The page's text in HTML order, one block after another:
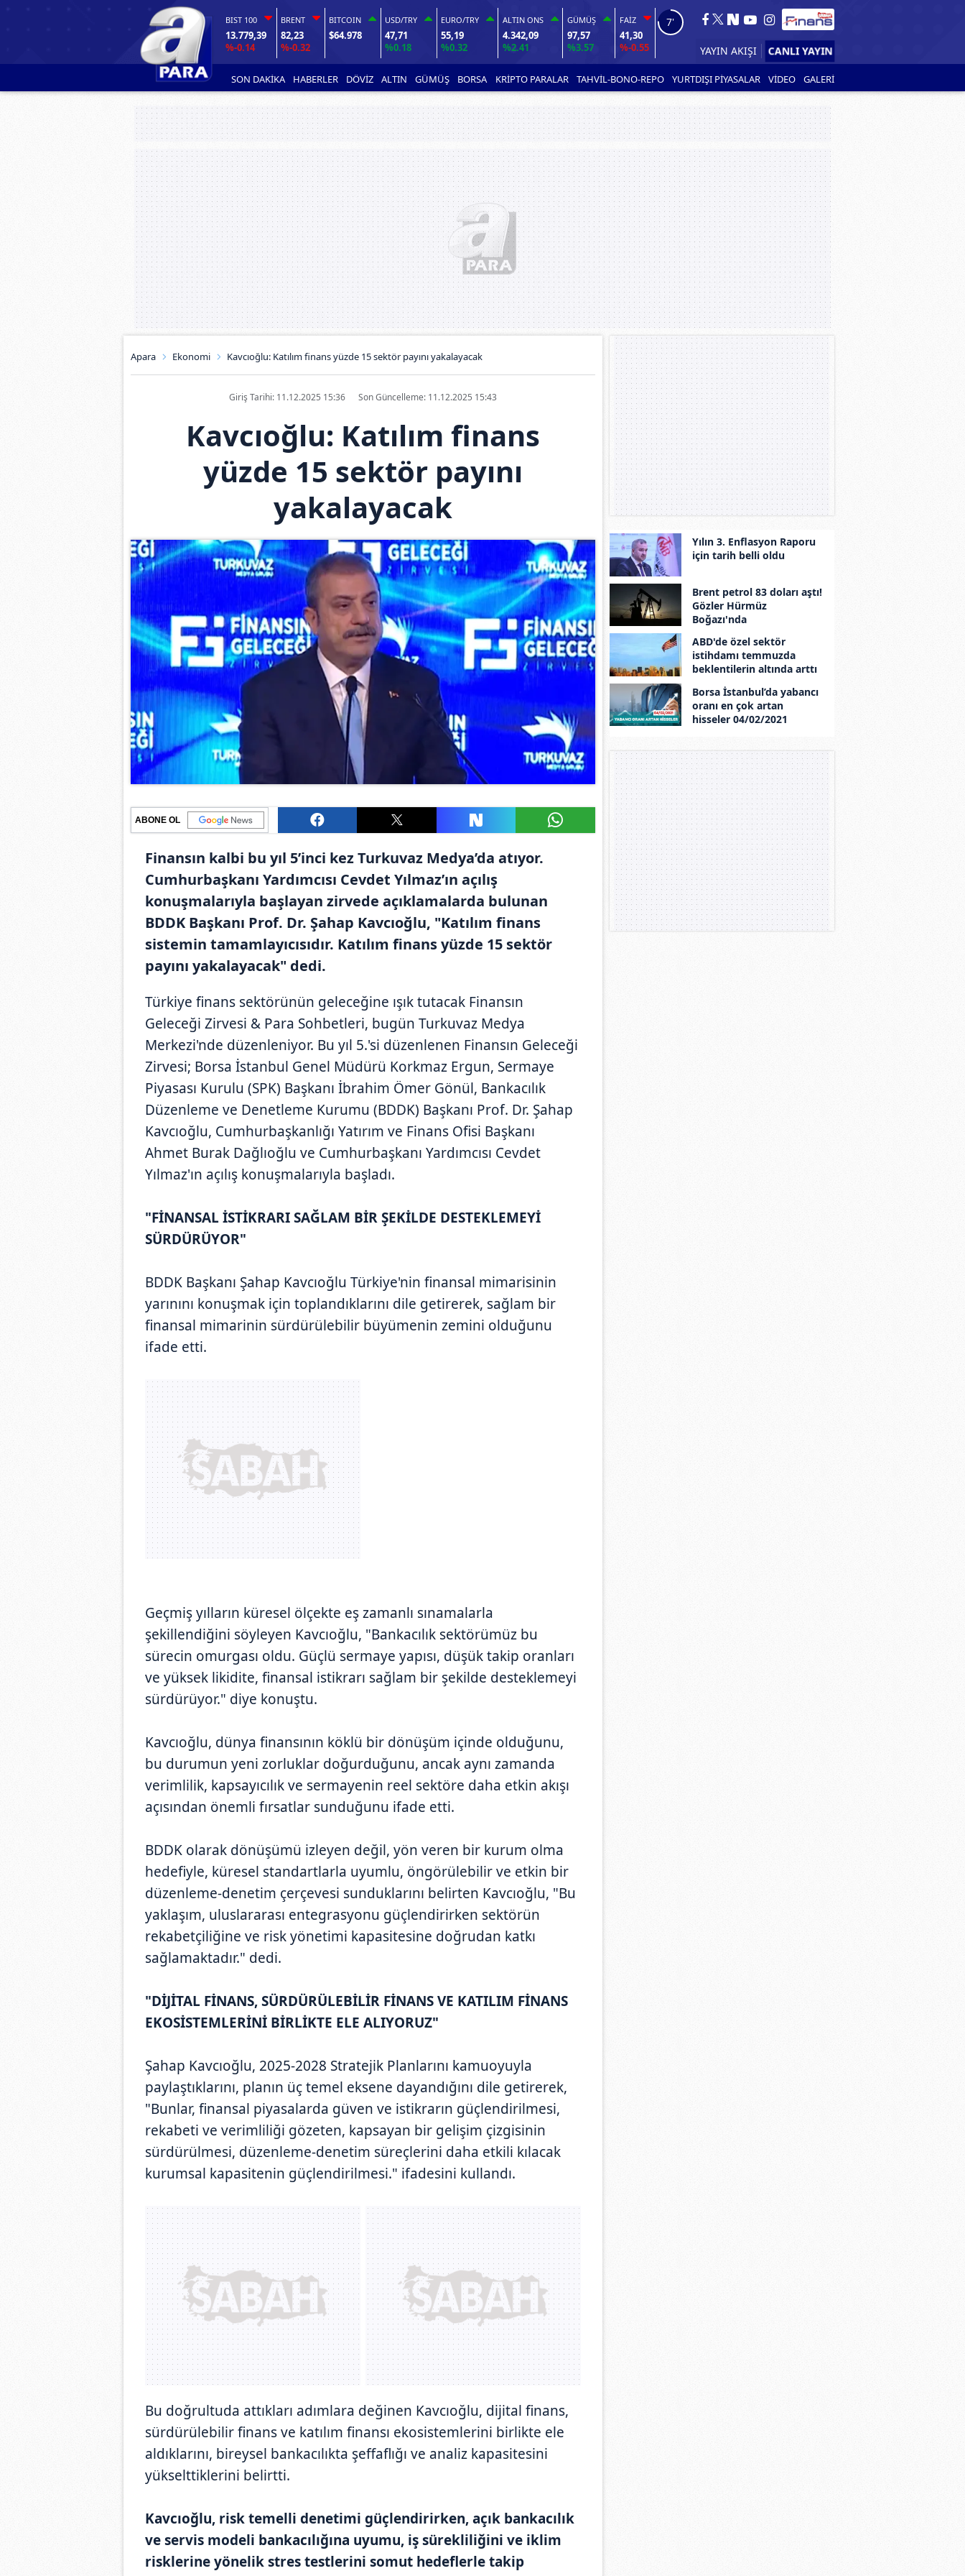
BIST 100
13.779,39
%-0.14
BRENT
82,23
%-0.32
BITCOIN
$64.978
USD/TRY
47,71
%0.18
EURO/TRY
55,19
%0.32
ALTIN ONS
4.342,09
%2.41
GÜMÜŞ
97,57
%3.57
FAİZ
41,30
%-0.55
6'
YAYIN AKIŞI
SON DAKİKA HABERLER DÖVİZ ALTIN GÜMÜŞ BORSA KRİPTO PARALAR TAHVİL-BONO-REPO YURTDIŞI PİYASALAR VİDEO GALERİ
Apara Ekonomi Kavcıoğlu: Katılım finans yüzde 15 sektör payını yakalayacak
Giriş Tarihi: 11.12.2025 15:36 Son Güncelleme: 11.12.2025 15:43
Kavcıoğlu: Katılım finans
yüzde 15 sektör payını
yakalayacak
ABONE OL
Finansın kalbi bu yıl 5’inci kez Turkuvaz Medya’da atıyor.
Cumhurbaşkanı Yardımcısı Cevdet Yılmaz’ın açılış
konuşmalarıyla başlayan zirvede açıklamalarda bulunan
BDDK Başkanı Prof. Dr. Şahap Kavcıoğlu, "Katılım finans
sistemin tamamlayıcısıdır. Katılım finans yüzde 15 sektör
payını yakalayacak" dedi.
Türkiye finans sektörünün geleceğine ışık tutacak Finansın
Geleceği Zirvesi & Para Sohbetleri, bugün Turkuvaz Medya
Merkezi'nde düzenleniyor. Bu yıl 5.'si düzenlenen Finansın Geleceği
Zirvesi; Borsa İstanbul Genel Müdürü Korkmaz Ergun, Sermaye
Piyasası Kurulu (SPK) Başkanı İbrahim Ömer Gönül, Bankacılık
Düzenleme ve Denetleme Kurumu (BDDK) Başkanı Prof. Dr. Şahap
Kavcıoğlu, Cumhurbaşkanlığı Yatırım ve Finans Ofisi Başkanı
Ahmet Burak Dağlıoğlu ve Cumhurbaşkanı Yardımcısı Cevdet
Yılmaz'ın açılış konuşmalarıyla başladı.
"FİNANSAL İSTİKRARI SAĞLAM BİR ŞEKİLDE DESTEKLEMEYİ
SÜRDÜRÜYOR"
BDDK Başkanı Şahap Kavcıoğlu Türkiye'nin finansal mimarisinin
yarınını konuşmak için toplandıklarını dile getirerek, sağlam bir
finansal mimarinin sürdürülebilir büyümenin zemini olduğunu
ifade etti.
Geçmiş yılların küresel ölçekte eş zamanlı sınamalarla
şekillendiğini söyleyen Kavcıoğlu, "Bankacılık sektörümüz bu
sürecin omurgası oldu. Güçlü sermaye yapısı, düşük takip oranları
ve yüksek likidite, finansal istikrarı sağlam bir şekilde desteklemeyi
sürdürüyor." diye konuştu.
Kavcıoğlu, dünya finansının köklü bir dönüşüm içinde olduğunu,
bu durumun yeni zorluklar doğurduğunu, ancak aynı zamanda
verimlilik, kapsayıcılık ve sermayenin reel sektöre daha etkin akışı
açısından önemli fırsatlar sunduğunu ifade etti.
BDDK olarak dönüşümü izleyen değil, yön veren bir kurum olma
hedefiyle, küresel standartlarla uyumlu, öngörülebilir ve etkin bir
düzenleme-denetim çerçevesi sunduklarını belirten Kavcıoğlu, "Bu
yaklaşım, uluslararası entegrasyonu güçlendirirken sektörün
rekabetçiliğine ve risk yönetimi kapasitesine doğrudan katkı
sağlamaktadır." dedi.
"DİJİTAL FİNANS, SÜRDÜRÜLEBİLİR FİNANS VE KATILIM FİNANS
EKOSİSTEMLERİNİ BİRLİKTE ELE ALIYORUZ"
Şahap Kavcıoğlu, 2025-2028 Stratejik Planlarını kamuoyuyla
paylaştıklarını, planın üç temel eksene dayandığını dile getirerek,
"Bunlar, finansal piyasalarda güven ve istikrarın güçlendirilmesi,
rekabeti ve verimliliği gözeten, kapsayan bir gelişim çizgisinin
sürdürülmesi, düzenleme-denetim süreçlerini daha etkili kılacak
kurumsal kapasitenin güçlendirilmesi." ifadesini kullandı.
Bu doğrultuda attıkları adımlara değinen Kavcıoğlu, dijital finans,
sürdürülebilir finans ve katılım finansı ekosistemlerini birlikte ele
aldıklarını, bireysel bankacılıkta şeffaflığı ve analiz kapasitesini
yükselttiklerini belirtti.
Kavcıoğlu, risk temelli denetimi güçlendirirken, açık bankacılık
ve servis modeli bankacılığına uyumu, iş sürekliliğini ve iklim
risklerine yönelik stres testlerini somut hedeflerle takip
Yılın 3. Enflasyon Raporu
için tarih belli oldu
Brent petrol 83 doları aştı!
Gözler Hürmüz
Boğazı'nda
ABD'de özel sektör
istihdamı temmuzda
beklentilerin altında arttı
Borsa İstanbul’da yabancı
oranı en çok artan
hisseler 04/02/2021